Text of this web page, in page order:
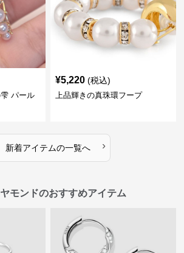
パール
¥5,220 (税込)
上品輝きの真珠環フープ
新着アイテムの一覧へ ›
モンドのおすすめアイテム